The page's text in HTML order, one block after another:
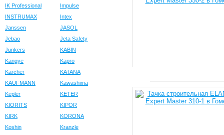
IK Professional
Impulse
INSTRUMAX
Intex
Janssen
JASOL
Jebao
Jeta Safety
Junkers
KABIN
Kangye
Kapro
Karcher
KATANA
KAUFMANN
Kawashima
Kepler
KETER
KIORITS
KIPOR
KIRK
KORONA
Koshin
Kranzle